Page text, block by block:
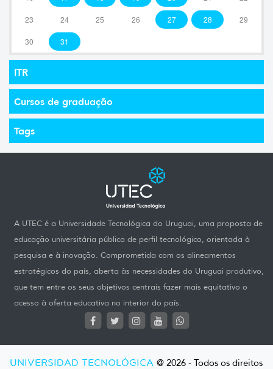
23 24 25 26 27 28 29
30 31
ITR
Cursos de graduação
Tags
A UTEC é a Universidade Tecnológica do Uruguai, uma proposta de
educação universitária pública de perfil tecnológico, orientada à
pesquisa e à inovação. Comprometida com os alineamentos
estratégicos do país, aberta às necessidades do Uruguai produtivo,
que tem entre os seus objetivos centrais fazer mais equitativo o
acesso à oferta educativa no interior do país.
UNIVERSIDAD TECNOLÓGICA @ 2026 - Todos os direitos